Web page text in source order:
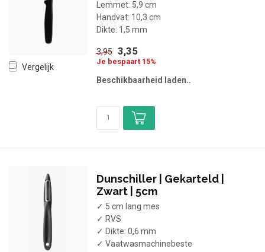
Vergelijk
Lemmet: 5,9 cm
Handvat: 10,3 cm
Dikte: 1,5 mm
3,95 3,35
Je bespaart 15%
Beschikbaarheid laden..
Dunschiller | Gekarteld |
Zwart | 5cm
✓ 5 cm lang mes
✓ RVS
✓ Dikte: 0,6 mm
✓ Vaatwasmachinebeste